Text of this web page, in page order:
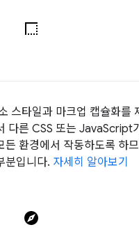
스타일과 마크업 캡슐화를
다른 CSS 또는 JavaScript
든 환경에서 작동하도록 하
분입니다. 자세히 알아보기